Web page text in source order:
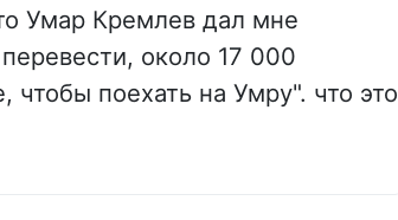
Умар Кремлев дал мне
около 17 000
чтобы поехать на Умру". что это